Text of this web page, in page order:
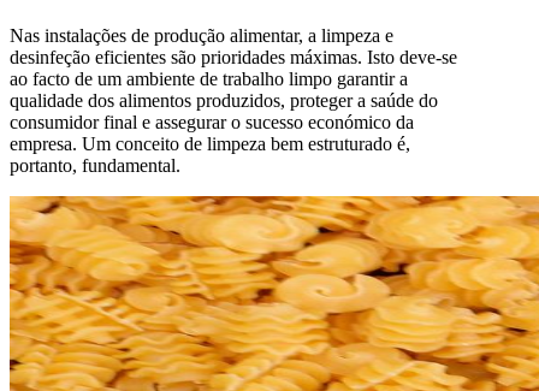
Nas instalações de produção alimentar, a limpeza e
desinfeção eficientes são prioridades máximas. Isto deve-se
ao facto de um ambiente de trabalho limpo garantir a
qualidade dos alimentos produzidos, proteger a saúde do
consumidor final e assegurar o sucesso económico da
empresa. Um conceito de limpeza bem estruturado é,
portanto, fundamental.